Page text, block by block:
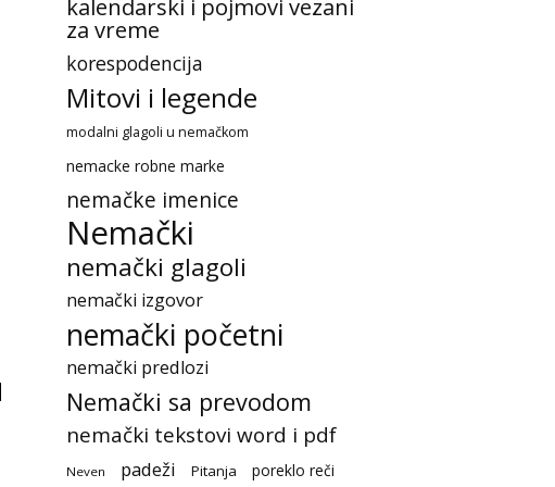
kalendarski i pojmovi vezani
za vreme
korespodencija
Mitovi i legende
modalni glagoli u nemačkom
nemacke robne marke
nemačke imenice
Nemački
nemački glagoli
nemački izgovor
nemački početni
nemački predlozi
Nemački sa prevodom
nemački tekstovi word i pdf
Neven padeži Pitanja poreklo reči